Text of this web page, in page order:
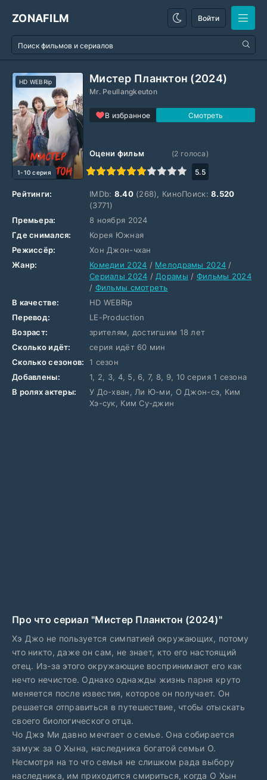
ZONAFILM Войти
Мистер Планктон (2024)
Mr. Peullangkeuton
В избранное
HD WEBRip
1-10 серия
Оцени фильм
1
2 3 4 5 7 8 9 10
(2 голоса)
5.5
Рейтинги: IMDb: 8.40(268), КиноПоиск:8.520
(3771)
Премьера:
8 ноября 2024
Где снимался:
Корея Южная
Режиссёр:
Хон Джон-чхан
Жанр:
Комедии 2024 / Мелодрамы 2024 /
Сериалы 2024 / Дорамы / Фильмы 2024
/ Фильмы смотреть
В качестве:
HD WEBRip
Перевод:
LE-Production
Возраст:
зрителям, достигшим 18 лет
Сколько идёт:
серия идёт 60 мин
Сколько сезонов:
1 сезон
Добавлены:
1, 2, 3, 4, 5, 6, 7, 8, 9, 10 серия 1 сезона
В ролях актеры:
У До-хван, Ли Ю-ми, О Джон-сэ, Ким
Хэ-сук, Ким Су-джин
Про что сериал "Мистер Планктон (2024)"
Хэ Джо не пользуется симпатией окружающих, потому
что никто, даже он сам, не знает, кто его настоящий
отец. Из-за этого окружающие воспринимают его как
нечто нечистое. Однако однажды жизнь парня круто
меняется после известия, которое он получает. Он
решается отправиться в путешествие, чтобы отыскать
своего биологического отца.
Чо Джэ Ми давно мечтает о семье. Она собирается
замуж за О Хына, наследника богатой семьи О.
Несмотря на то что семья не слишком рада выбору
наследника, им приходится смириться, когда О Хын